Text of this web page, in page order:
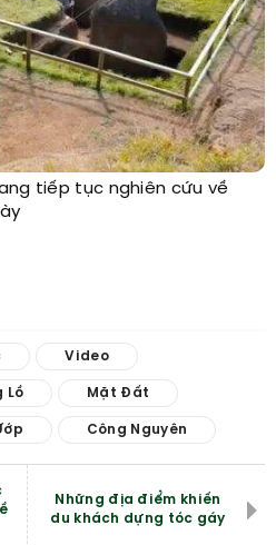
tiếp tục nghiên cứu về
Video
Lồ Mặt Đất
Công Nguyên
Những địa điểm khiến
du khách dựng tóc gáy